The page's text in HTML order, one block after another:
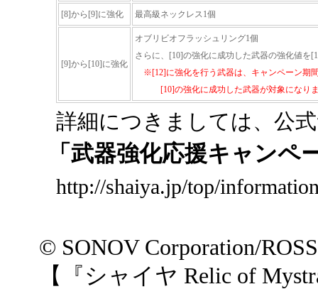
[8]から[9]に強化 最高級ネックレス1個
[9]から[10]に強化
オブリビオフラッシュリング1個
さらに、[10]の強化に成功した武器の強化値を
※[12]に強化を行う武器は、キャンペーン期
[10]の強化に成功した武器が対象になり
詳細につきましては、公
「武器強化応援キャンペ
http://shaiya.jp/top/
© SONOV Corporation/
【『シャイヤ Relic of